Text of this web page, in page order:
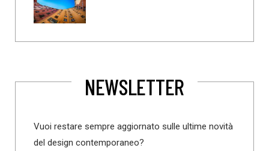
NEWSLETTER
Vuoi restare sempre aggiornato sulle ultime novità
del design contemporaneo?